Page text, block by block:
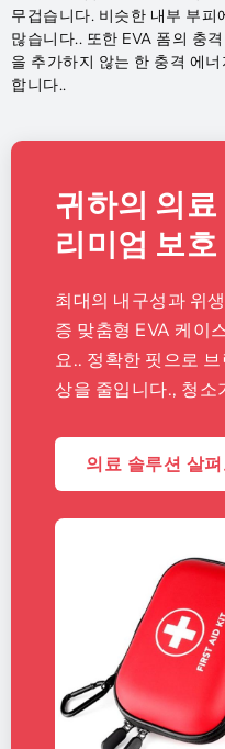
무겁습니다. 비슷한 내부 부
많습니다.. 또한 EVA 폼의 충
을 추가하지 않는 한 충격 에
합니다..
귀하의 의
리미엄 보호
최대의 내구성과 위
증 맞춤형 EVA 케이
요.. 정확한 핏으로
상을 줄입니다., 청소
의료 솔루션 살